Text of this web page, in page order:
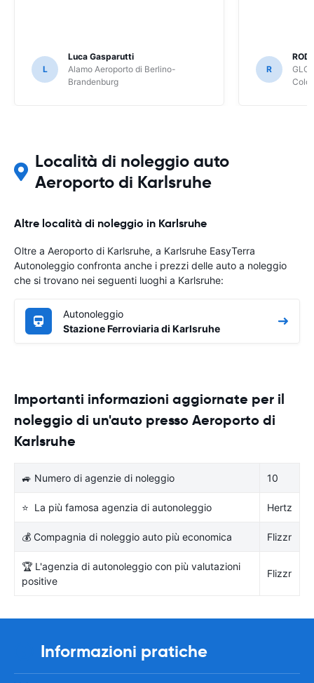
L
Luca Gasparutti
Alamo Aeroporto di Berlino-
Brandenburg
R
Località di noleggio auto
Aeroporto di Karlsruhe
Altre località di noleggio in Karlsruhe
Oltre a Aeroporto di Karlsruhe, a Karlsruhe EasyTerra
Autonoleggio confronta anche i prezzi delle auto a noleggio
che si trovano nei seguenti luoghi a Karlsruhe:
Autonoleggio
Stazione Ferroviaria di Karlsruhe
Importanti informazioni aggiornate per il
noleggio di un'auto presso Aeroporto di
Karlsruhe
🚙 Numero di agenzie di noleggio 10
⭐ La più famosa agenzia di autonoleggio Hertz
💰 Compagnia di noleggio auto più economica Flizzr
🏆 L'agenzia di autonoleggio con più valutazioni
positive
Flizzr
Informazioni pratiche